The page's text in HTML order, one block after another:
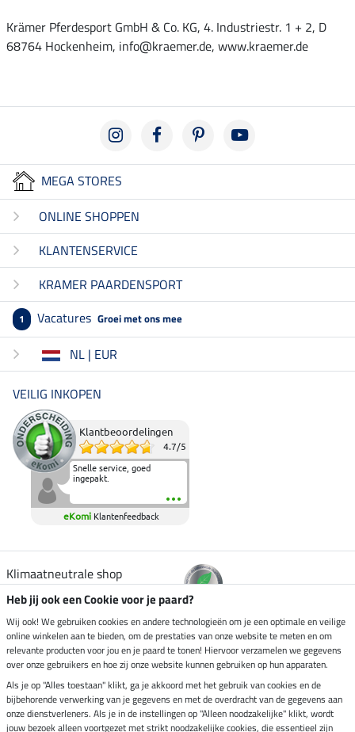
Krämer Pferdesport GmbH & Co. KG, 4. Industriestr. 1 + 2, D
68764 Hockenheim, info@kraemer.de, www.kraemer.de
MEGA STORES
ONLINE SHOPPEN
KLANTENSERVICE
KRAMER PAARDENSPORT
1 Vacatures Groei met ons mee
NL | EUR
VEILIG INKOPEN
Klantbeoordelingen
4.7/5
Snelle service, goed
ingepakt.
eKomi Klantenfeedback
Klimaatneutrale shop
Verzending per
Veilig betalen met
Heb jij ook een Cookie voor je paard?
Wij ook! We gebruiken cookies en andere technologieën om je een optimale en veilige
online winkelen aan te bieden, om de prestaties van onze website te meten en om
relevante producten voor jou en je paard te tonen! Hiervoor verzamelen we gegevens
over onze gebruikers en hoe zij onze website kunnen gebruiken op hun apparaten.
Als je op "Alles toestaan" klikt, ga je akkoord met het gebruik van cookies en de
bijbehorende verwerking van je gegevens en met de overdracht van de gegevens aan
onze dienstverleners. Als je in de instellingen op "Alleen noodzakelijke" klikt, wordt
jouw bezoek alleen voortgezet met strikt noodzakelijke cookies, die essentieel zijn